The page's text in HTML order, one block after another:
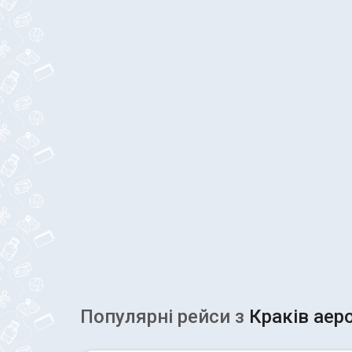
Популярні рейcи з Краків